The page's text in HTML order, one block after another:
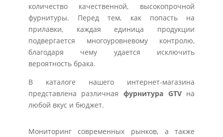
количество качественной, высокопрочной
фурнитуры. Перед тем, как попасть на
прилавки, каждая единица продукции
подвергается многоуровневому контролю,
благодаря чему удается исключить
вероятность брака.
В каталоге нашего интернет-магазина
представлена различная фурнитура GTVна
любой вкус и бюджет.
Мониторинг современных рынков, а также